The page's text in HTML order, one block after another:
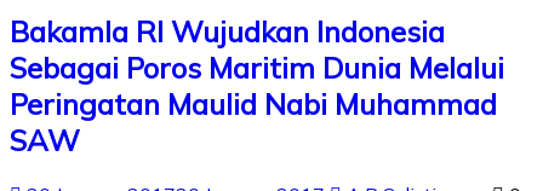
Bakamla RI Wujudkan Indonesia
Sebagai Poros Maritim Dunia Melalui
Peringatan Maulid Nabi Muhammad
SAW